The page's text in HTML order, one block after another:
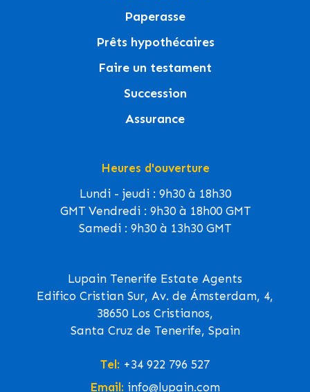
Paperasse
Prêts hypothécaires
Faire un testament
Succession
Assurance
Heures d'ouverture
Lundi - jeudi : 9h30 à 18h30
GMT Vendredi : 9h30 à 18h00 GMT
Samedi : 9h30 à 13h30 GMT
Lupain Tenerife Estate Agents
Edifico Cristian Sur, Av. de Ámsterdam, 4,
38650 Los Cristianos,
Santa Cruz de Tenerife, Spain
Tel: +34 922 796 527
Email: info@lupain.com